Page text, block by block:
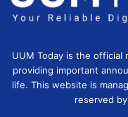
UUM Today is the official
providing important
life. This website is
reserved